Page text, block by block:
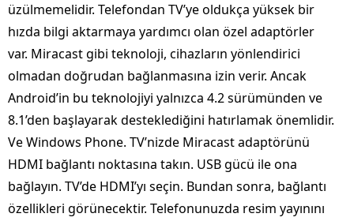
üzülmemelidir. Telefondan TV’ye oldukça yüksek bir
hızda bilgi aktarmaya yardımcı olan özel adaptörler
var. Miracast gibi teknoloji, cihazların yönlendirici
olmadan doğrudan bağlanmasına izin verir. Ancak
Android’in bu teknolojiyi yalnızca 4.2 sürümünden ve
8.1’den başlayarak desteklediğini hatırlamak önemlidir.
Ve Windows Phone. TV’nizde Miracast adaptörünü
HDMI bağlantı noktasına takın. USB gücü ile ona
bağlayın. TV’de HDMI’yı seçin. Bundan sonra, bağlantı
özellikleri görünecektir. Telefonunuzda resim yayınını